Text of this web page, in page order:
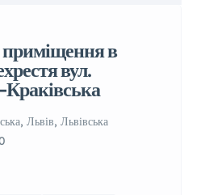
в
вул.
Львів, Львівська